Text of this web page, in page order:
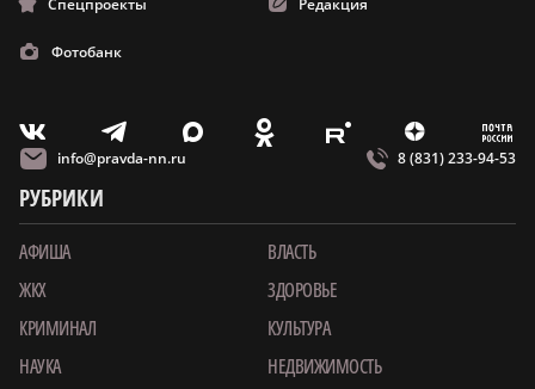
Фотобанк
V T X O E Z m
info@pravda-nn.ru 8 (831) 233-94-53
РУБРИКИ
АФИША
ВЛАСТЬ
ЖКХ
ЗДОРОВЬЕ
КРИМИНАЛ
КУЛЬТУРА
НАУКА
НЕДВИЖИМОСТЬ